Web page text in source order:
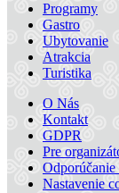
Programy
Gastro
Ubytovanie
Atrakcia
Turistika
O Nás
Kontakt
GDPR
Pre
Odporúčanie
Nastavenie